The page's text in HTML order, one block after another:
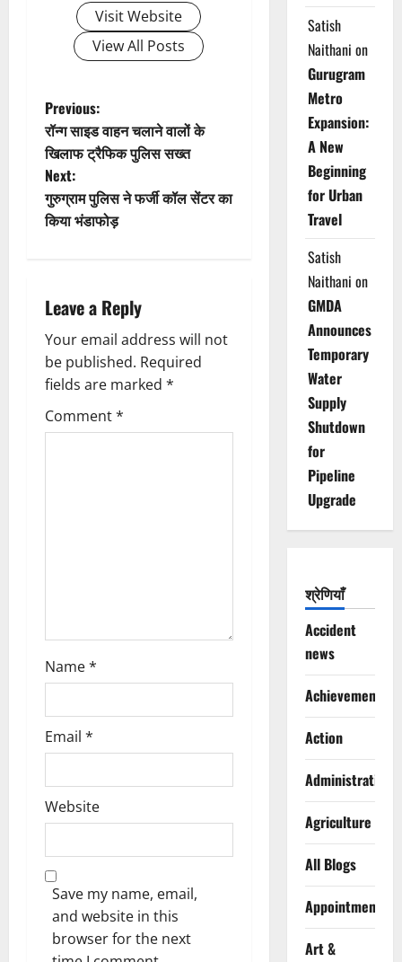
Visit Website
View All Posts
P
o
s
t
a
v
i
g
Previous:
रॉन्ग साइड वाहन चलाने वालों के
खिलाफ ट्रैफिक पुलिस सख्त
Next:
गुरुग्राम पुलिस ने फर्जी कॉल सेंटर का
किया भंडाफोड़
Leave a Reply
Your email address will not
be published. Required
fields are marked *
Comment*
Name*
Email *
Website
Save my name, email,
and website in this
browser for the next
Satish
Naithani on
Gurugram
Metro
Expansion:
A New
Beginning
for Urban
Travel
Satish
Naithani on
GMDA
Announces
Temporary
Water
Supply
Shutdown
for
Pipeline
Upgrade
श्रेणियाँ
Accident
news
Achievements
Action
Administration
Agriculture
All Blogs
Appointments
Art &